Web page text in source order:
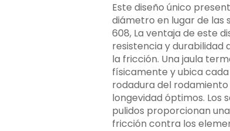
Este diseño único
diámetro en lugar de las
608, La ventaja de este
resistencia y durabilidad
la fricción. Una jaula
físicamente y ubica
rodadura del
longevidad óptimos. Los
pulidos proporcionan
fricción contra los